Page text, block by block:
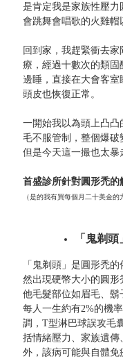
是肯定我是家族性壓
會跳舞會唱歌的火雞帽
回到家，我趕緊衝去
療，經過十數次的類
邊睡，直接在大會客室
頭皮也恢復正常。
一開始我以為頭上凸
毛不服管制，整個爆破
但是今天這一撮也太暴
首盛診所針對圓形禿的
（是的我有買每個月二十美金的
「鬼剃
「鬼剃頭」是圓形禿
然出現硬幣大小的圓
他毛髮部位如眉毛、鬍
每人一生約有2%的機
調，T型淋巴球誤攻毛
括情緒壓力、家族遺
外，該病可能與自體